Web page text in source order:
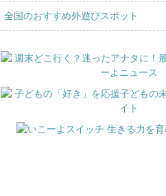
全国のおすすめ外遊びスポット